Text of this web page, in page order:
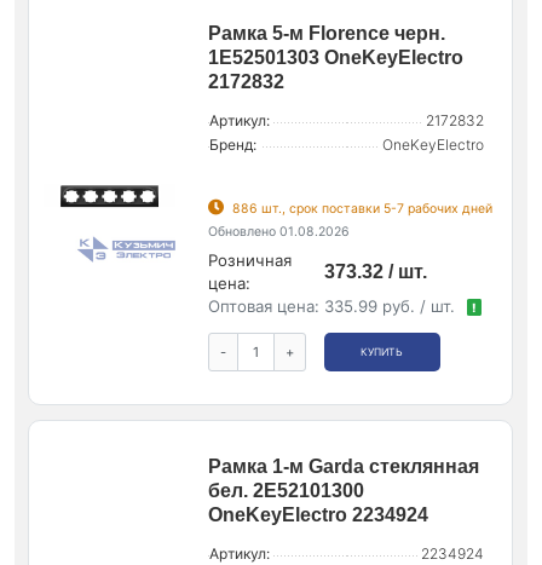
Рамка 5-м Florence черн.
1E52501303 OneKeyElectro
2172832
Артикул:
2172832
Бренд:
OneKeyElectro
886 шт., срок поставки 5-7 рабочих дней
Обновлено 01.08.2026
Розничная
цена:
373.32 / шт.
Оптовая цена: 335.99 руб. / шт. !
- + КУПИТЬ
Рамка 1-м Garda стеклянная
бел. 2E52101300
OneKeyElectro 2234924
Артикул:
2234924